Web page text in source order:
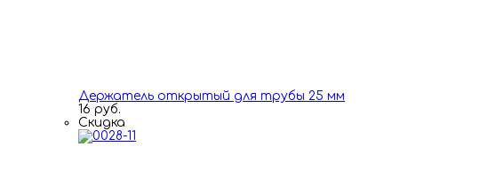
Держатель открытый для трубы 25 мм
16 руб.
Скидка